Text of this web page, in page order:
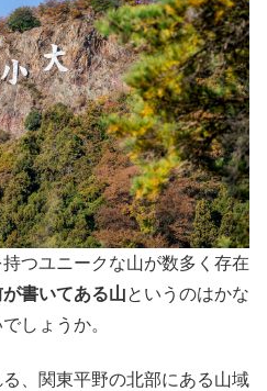
つユニークな山が数多く存在
書いてある山というのはかな
しょうか。
、関東平野の北部にある山域